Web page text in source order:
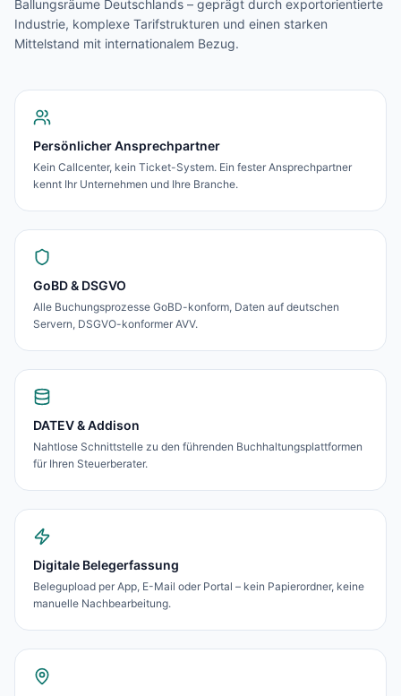
Ballungsräume Deutschlands – geprägt durch exportorientierte
Industrie, komplexe Tarifstrukturen und einen starken
Mittelstand mit internationalem Bezug.
Persönlicher Ansprechpartner
Kein Callcenter, kein Ticket-System. Ein fester Ansprechpartner
kennt Ihr Unternehmen und Ihre Branche.
GoBD & DSGVO
Alle Buchungsprozesse GoBD-konform, Daten auf deutschen
Servern, DSGVO-konformer AVV.
DATEV & Addison
Nahtlose Schnittstelle zu den führenden Buchhaltungsplattformen
für Ihren Steuerberater.
Digitale Belegerfassung
Belegupload per App, E-Mail oder Portal – kein Papierordner, keine
manuelle Nachbearbeitung.